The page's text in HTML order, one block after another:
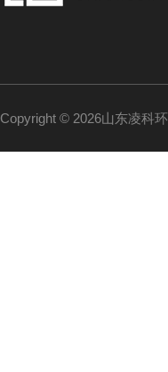
Copyright © 2026山东凌科